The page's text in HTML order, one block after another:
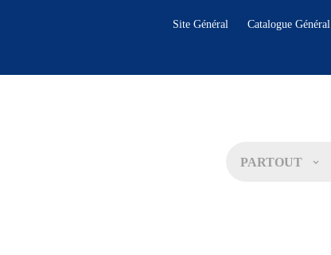
Site Général Catalogue Général
PARTOUT